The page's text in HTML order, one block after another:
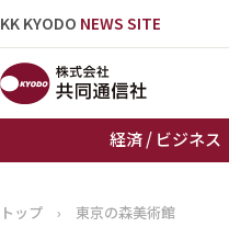
KK KYODO NEWS SITE
経済 / ビジネス
トップページ
トップ › 東京の森美術館